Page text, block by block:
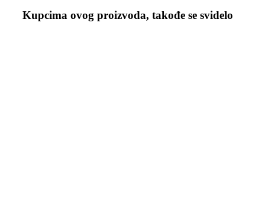
Kupcima ovog proizvoda, takođe se svidelo